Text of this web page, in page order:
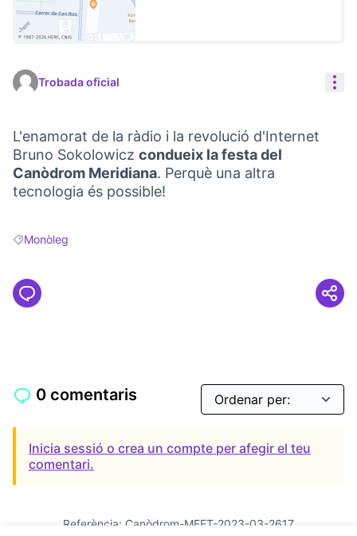
Trobada oficial
L'enamorat de la ràdio i la revolució d'Internet
Bruno Sokolowicz condueix la festa del
Canòdrom Meridiana. Perquè una altra
tecnologia és possible!
Resultats en filtrar per: Monòleg
Monòleg
0 comentaris
Inicia sessió o crea un compte per afegir el teu
comentari.
Referència: Canòdrom-MEET-2023-03-2617